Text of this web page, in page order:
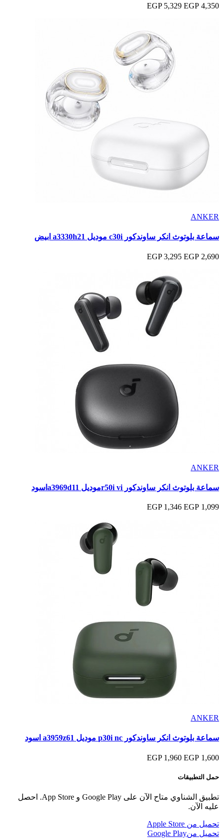
4,350 EGP
5,329 EGP
ANKER
سماعة بلوتوث انكر ساوندكور c30i موديل a3330h21 ابيض
2,690 EGP
3,295 EGP
ANKER
سماعة بلوتوث انكر ساوندكور r50i viموديل a3969d11اسود
1,099 EGP
1,346 EGP
ANKER
سماعة بلوتوث انكر ساوندكور p30i nc موديل a3959z61 اسود
1,600 EGP
1,960 EGP
حمل التطبيقات
تطبيق الشناوي متاح الآن على Google Play و App Store. احصل
عليه الآن.
تحميل من Apple Store
تحميل منGoogle Play